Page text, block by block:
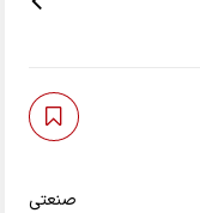
صنعتی